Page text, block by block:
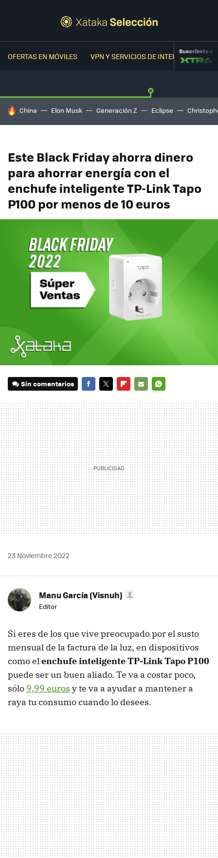
OFERTAS EN MÓVILES VPN Y SERVICIOS DE INTERNETSuscríbete a
HOY SE HABLA DE
China Elon Musk Generación Z Eclipse
Este Black Friday ahorra dinero
para ahorrar energía con el
enchufe inteligente TP-Link Tapo
P100 por menos de 10 euros
Sin comentarios
MAIL
23 Noviembre 2022
Manu García (Visnuh)
Editor
Si eres de los que vive preocupado por el susto
mensual de la factura de la luz, en dispositivos
como elenchufe inteligente TP-Link Tapo P100
puede ser un buen aliado. Te va a costar poco,
sólo 9,99 euros y te va a ayudar a mantener a
raya tu consumo cuando lo desees.